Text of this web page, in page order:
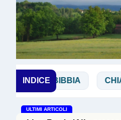
INDICEBIBBIA CHIALÀ
ULTIMI ARTICOLI